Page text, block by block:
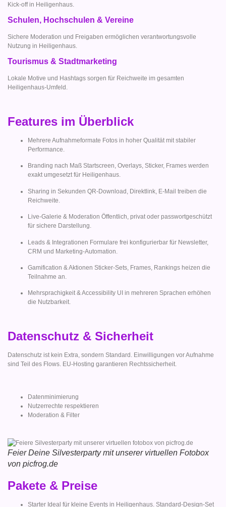
Kick-off in Heiligenhaus.
Schulen, Hochschulen & Vereine
Sichere Moderation und Freigaben ermöglichen verantwortungsvolle
Nutzung in Heiligenhaus.
Tourismus & Stadtmarketing
Lokale Motive und Hashtags sorgen für Reichweite im gesamten
Heiligenhaus-Umfeld.
Features im Überblick
Mehrere Aufnahmeformate Fotos in hoher Qualität mit stabiler
Performance.
Branding nach Maß Startscreen, Overlays, Sticker, Frames werden
exakt umgesetzt für Heiligenhaus.
Sharing in Sekunden QR-Download, Direktlink, E-Mail treiben die
Reichweite.
Live-Galerie & Moderation Öffentlich, privat oder passwortgeschützt
für sichere Darstellung.
Leads & Integrationen Formulare frei konfigurierbar für Newsletter,
CRM und Marketing-Automation.
Gamification & Aktionen Sticker-Sets, Frames, Rankings heizen die
Teilnahme an.
Mehrsprachigkeit & Accessibility UI in mehreren Sprachen erhöhen
die Nutzbarkeit.
Datenschutz & Sicherheit
Datenschutz ist kein Extra, sondern Standard. Einwilligungen vor Aufnahme
sind Teil des Flows. EU-Hosting garantieren Rechtssicherheit.
Datenminimierung
Nutzerrechte respektieren
Moderation & Filter
Feier Deine Silvesterparty mit unserer virtuellen Fotobox
von picfrog.de
Pakete & Preise
Starter Ideal für kleine Events in Heiligenhaus. Standard-Design-Set